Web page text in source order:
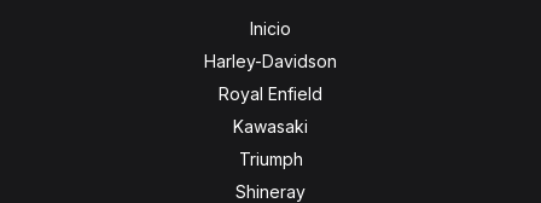
Inicio
Harley-Davidson
Royal Enfield
Kawasaki
Triumph
Shineray